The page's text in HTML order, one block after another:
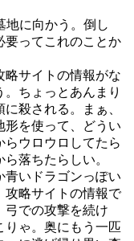
に向かう。倒し
要ってこれのことか
サイトの情報がな
ちょっとあんまり
殺される。まぁ、
形を使って、どうい
らウロウロしてたら
落ちたらしい。
いドラゴンっぽい
略サイトの情報で
弓での攻撃を続け
りゃ。奥にもう一匹